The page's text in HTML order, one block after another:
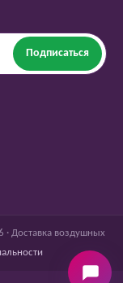
Подписаться
Доставка воздушных